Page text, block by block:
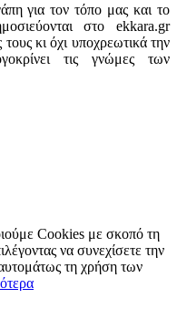
για τον τόπο μας και το
στο ekkara.gr
κι όχι υποχρεωτικά την
τις γνώμες των
Cookies με σκοπό τη
να συνεχίσετε την
τη χρήση των